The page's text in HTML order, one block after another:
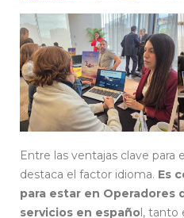
Entre las ventajas clave
destaca el factor idioma. Es
para estar en Operadores
servicios en español, tanto